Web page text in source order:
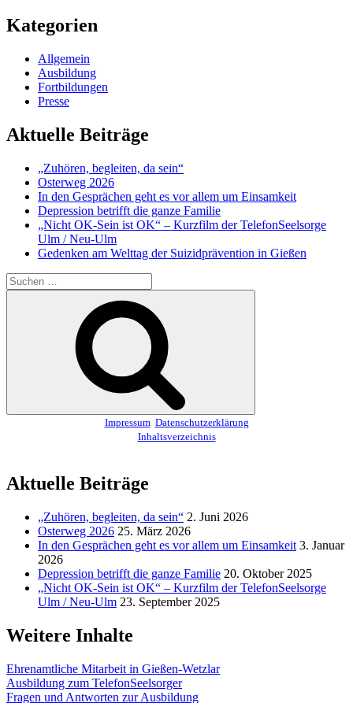
Kategorien
Allgemein
Ausbildung
Fortbildungen
Presse
Aktuelle Beiträge
„Zuhören, begleiten, da sein“
Osterweg 2026
In den Gesprächen geht es vor allem um Einsamkeit
Depression betrifft die ganze Familie
„Nicht OK-Sein ist OK“ – Kurzfilm der TelefonSeelsorge
Ulm / Neu-Ulm
Gedenken am Welttag der Suizidprävention in Gießen
Suchen
nach:
Impressum Datenschutzerklärung
Inhaltsverzeichnis
Aktuelle Beiträge
„Zuhören, begleiten, da sein“ 2. Juni 2026
Osterweg 2026 25. März 2026
In den Gesprächen geht es vor allem um Einsamkeit 3. Januar
2026
Depression betrifft die ganze Familie 20. Oktober 2025
„Nicht OK-Sein ist OK“ – Kurzfilm der TelefonSeelsorge
Ulm / Neu-Ulm 23. September 2025
Weitere Inhalte
Ehrenamtliche Mitarbeit in Gießen-Wetzlar
Ausbildung zum TelefonSeelsorger
Fragen und Antworten zur Ausbildung